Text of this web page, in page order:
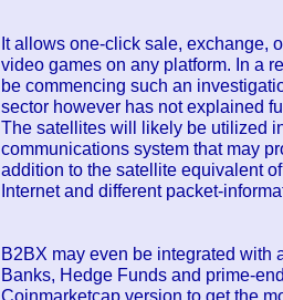
It allows one-click sale, exchange,
video games on any platform. In a
be commencing such an
sector however has not explained
The satellites will likely be utilized
communications system that may
addition to the satellite equivalent
Internet and different packet-
B2BX may even be integrated with
Banks, Hedge Funds and prime-
Coinmarketcap version to get the